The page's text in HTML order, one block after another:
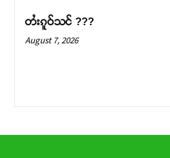
တႆးၵူဝ်သင် ???
August 7, 2026